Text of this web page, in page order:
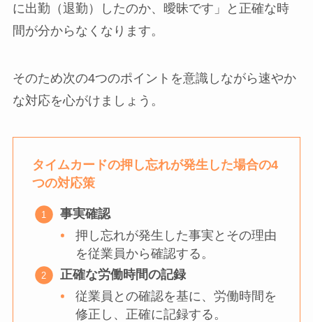
に出勤（退勤）したのか、曖昧です」と正確な時
間が分からなくなります。
そのため次の4つのポイントを意識しながら速やか
な対応を心がけましょう。
タイムカードの押し忘れが発生した場合の4
つの対応策
事実確認
押し忘れが発生した事実とその理由
を従業員から確認する。
正確な労働時間の記録
従業員との確認を基に、労働時間を
修正し、正確に記録する。